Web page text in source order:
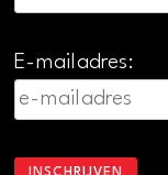
E-mailadres: